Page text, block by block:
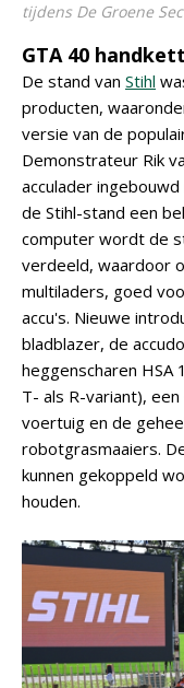
tijdens De Groene
GTA 40
De stand van Stihl
producten,
versie van de
Demonstrateur Rik
acculader
de Stihl-stand een
computer wordt de
verdeeld, waardoor
multiladers, goed
accu's. Nieuwe
bladblazer, de
heggenscharen HSA
T- als R-variant),
voertuig en de
robotgrasmaaiers.
kunnen gekoppeld
houden.